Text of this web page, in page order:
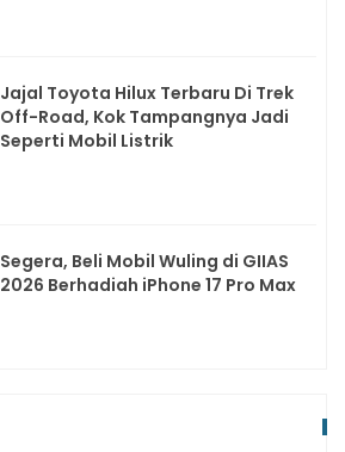
Jajal Toyota Hilux Terbaru Di Trek
Off-Road, Kok Tampangnya Jadi
Seperti Mobil Listrik
Segera, Beli Mobil Wuling di GIIAS
2026 Berhadiah iPhone 17 Pro Max